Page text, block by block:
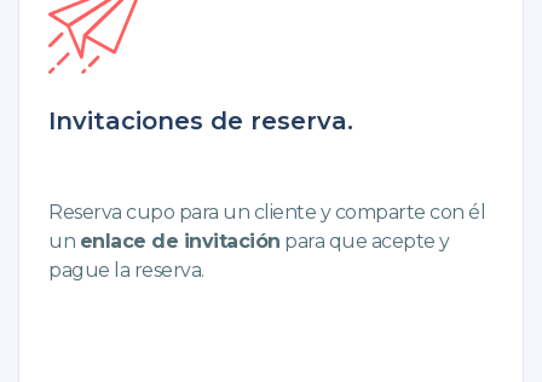
Invitaciones de reserva.
Reserva cupo para un cliente y comparte con él
un enlace de invitación para que acepte y
pague la reserva.